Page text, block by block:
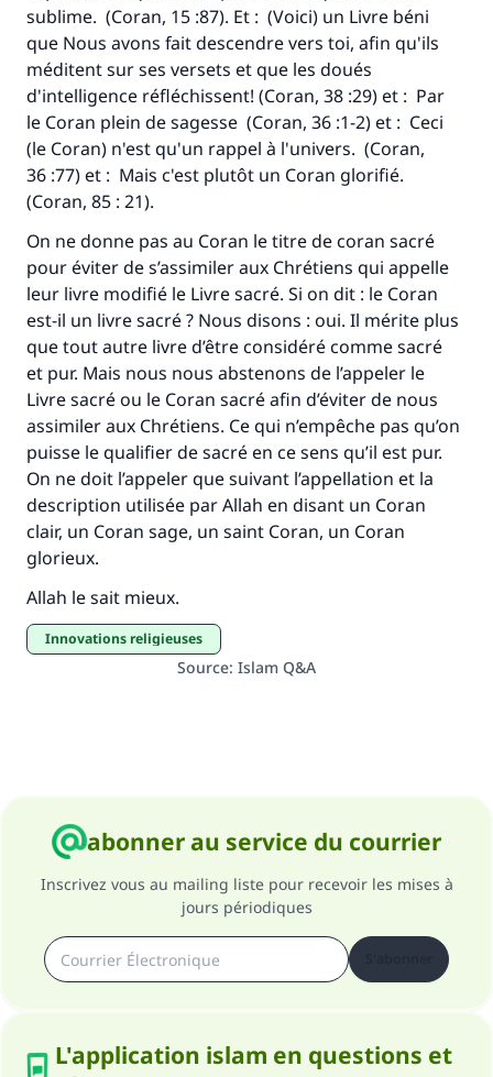
sublime. (Coran, 15 :87). Et : (Voici) un Livre béni
que Nous avons fait descendre vers toi, afin qu'ils
méditent sur ses versets et que les doués
d'intelligence réfléchissent! (Coran, 38 :29) et : Par
le Coran plein de sagesse (Coran, 36 :1-2) et : Ceci
(le Coran) n'est qu'un rappel à l'univers. (Coran,
36 :77) et : Mais c'est plutôt un Coran glorifié.
(Coran, 85 : 21).
On ne donne pas au Coran le titre de coran sacré
pour éviter de s’assimiler aux Chrétiens qui appelle
leur livre modifié le Livre sacré. Si on dit : le Coran
est-il un livre sacré ? Nous disons : oui. Il mérite plus
que tout autre livre d’être considéré comme sacré
et pur. Mais nous nous abstenons de l’appeler le
Livre sacré ou le Coran sacré afin d’éviter de nous
assimiler aux Chrétiens. Ce qui n’empêche pas qu’on
puisse le qualifier de sacré en ce sens qu’il est pur.
On ne doit l’appeler que suivant l’appellation et la
description utilisée par Allah en disant un Coran
clair, un Coran sage, un saint Coran, un Coran
glorieux.
Allah le sait mieux.
innovations religieuses
Source: Islam Q&A
abonner au service du courrier
Inscrivez vous au mailing liste pour recevoir les mises à
jours périodiques
L'application islam en questions et
Aidez nous à apporter des réponses.
Le Messager d'Allah (Paix sur lui) a dit:
"Celui qui indique une bonne action obtient la
même récompense que celui qui le fait."
(MOUSLIM 1893)